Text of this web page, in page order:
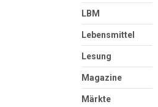
LBM
Lebensmittel
Lesung
Magazine
Märkte